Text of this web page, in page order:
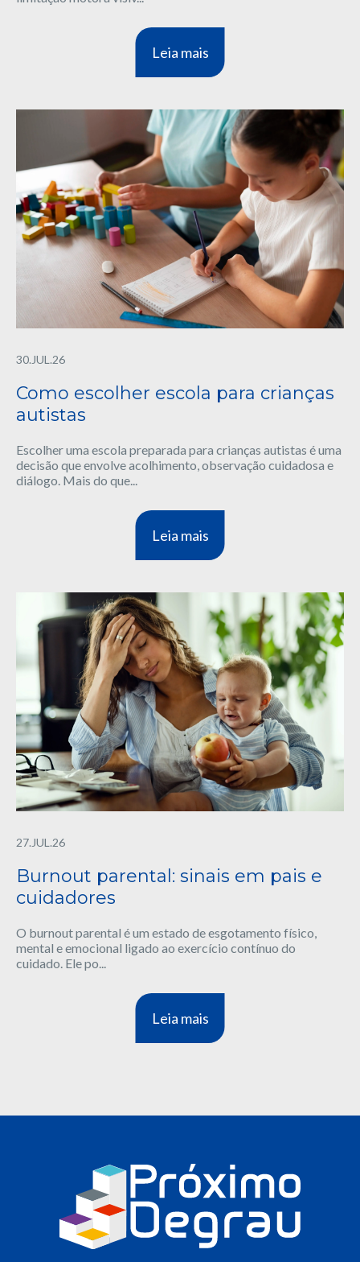
Leia mais
30.JUL.26
Como escolher escola para crianças
autistas
Escolher uma escola preparada para crianças autistas é uma
decisão que envolve acolhimento, observação cuidadosa e
diálogo. Mais do que...
Leia mais
27.JUL.26
Burnout parental: sinais em pais e
cuidadores
O burnout parental é um estado de esgotamento físico,
mental e emocional ligado ao exercício contínuo do
cuidado. Ele po...
Leia mais